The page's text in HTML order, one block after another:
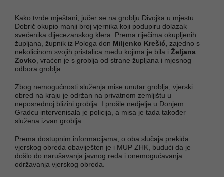
Kako tvrde mještani, jučer se na groblju Divojka u mjestu
Dobrič okupio manji broj vjernika koji podupiru dolazak
svećenika dijecezanskog klera. Prema riječima okupljenih
župljana, župnik iz Pologa don Miljenko Krešić, zajedno s
nekolicinom svojih pristalica među kojima je bila i Željana
Zovko , vraćen je s groblja od strane župljana i mjesnog
odbora groblja.
Zbog nemogućnosti služenja mise unutar groblja, vjerski
obred na kraju je održan na privatnom zemljištu u
neposrednoj blizini groblja. I prošle nedjelje u Donjem
Gradcu intervenisala je policija, a misa je tada također
služena izvan groblja.
Prema dostupnim informacijama, o oba slučaja prekida
vjerskog obreda obaviješten je i MUP ZHK, budući da je
došlo do narušavanja javnog reda i onemogućavanja
održavanja vjerskog obreda.